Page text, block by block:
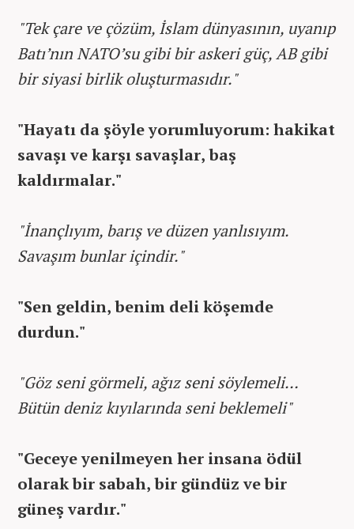
"Tek çare ve çözüm, İslam dünyasının, uyanıp
Batı’nın NATO’su gibi bir askeri güç, AB gibi
bir siyasi birlik oluşturmasıdır."
"Hayatı da şöyle yorumluyorum: hakikat
savaşı ve karşı savaşlar, baş
kaldırmalar."
"İnançlıyım, barış ve düzen yanlısıyım.
Savaşım bunlar içindir."
"Sen geldin, benim deli köşemde
durdun."
"Göz seni görmeli, ağız seni söylemeli…
Bütün deniz kıyılarında seni beklemeli"
"Geceye yenilmeyen her insana ödül
olarak bir sabah, bir gündüz ve bir
güneş vardır."